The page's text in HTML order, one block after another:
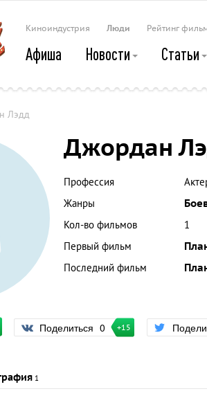
Киноиндустрия Люди Рейтинг
Афиша Новости Статьи
Лэдд
Джордан
Профессия
Жанры
Кол-во фильмов
1
Первый фильм
Последний фильм
Поделиться 0 +15
1